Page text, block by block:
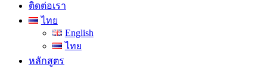
ติดต่อเรา
ไทย
English
ไทย
หลักสูตร